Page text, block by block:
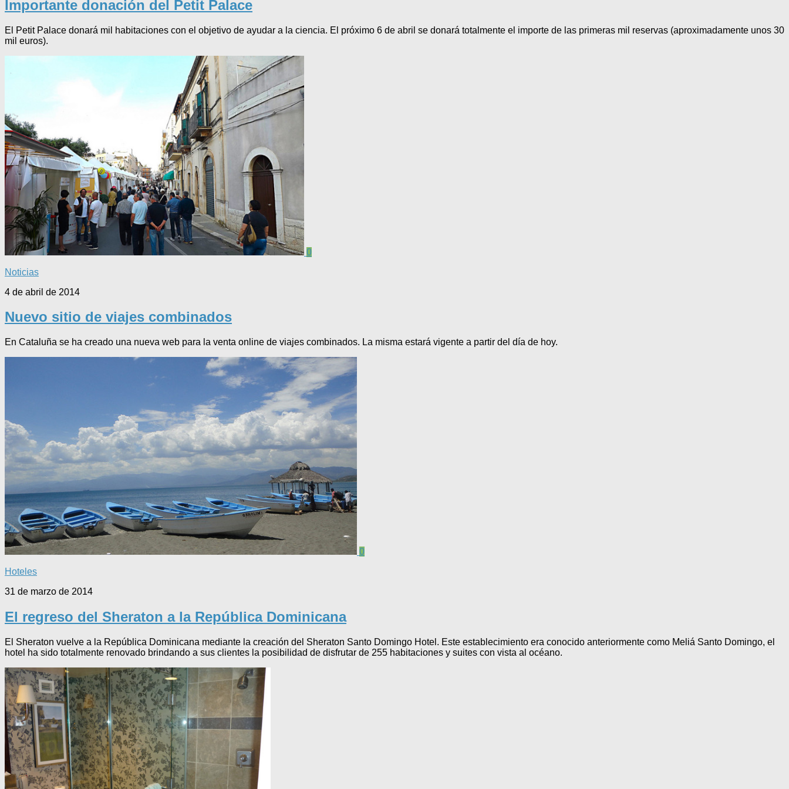
Importante donación del Petit Palace
El Petit Palace donará mil habitaciones con el objetivo de ayudar a la ciencia. El próximo 6 de abril se donará totalmente el importe de las primeras mil reservas (aproximadamente unos 30
mil euros).
0
Noticias
4 de abril de 2014
Nuevo sitio de viajes combinados
En Cataluña se ha creado una nueva web para la venta online de viajes combinados. La misma estará vigente a partir del día de hoy.
0
Hoteles
31 de marzo de 2014
El regreso del Sheraton a la República Dominicana
El Sheraton vuelve a la República Dominicana mediante la creación del Sheraton Santo Domingo Hotel. Este establecimiento era conocido anteriormente como Meliá Santo Domingo, el
hotel ha sido totalmente renovado brindando a sus clientes la posibilidad de disfrutar de 255 habitaciones y suites con vista al océano.